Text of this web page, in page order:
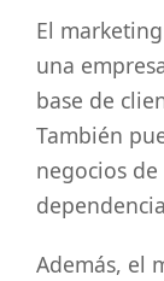
El
una
base de
También
negocios
Además, el